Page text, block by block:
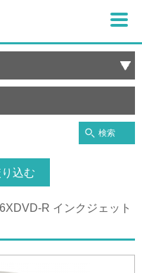
検索
込む
R インクジェット